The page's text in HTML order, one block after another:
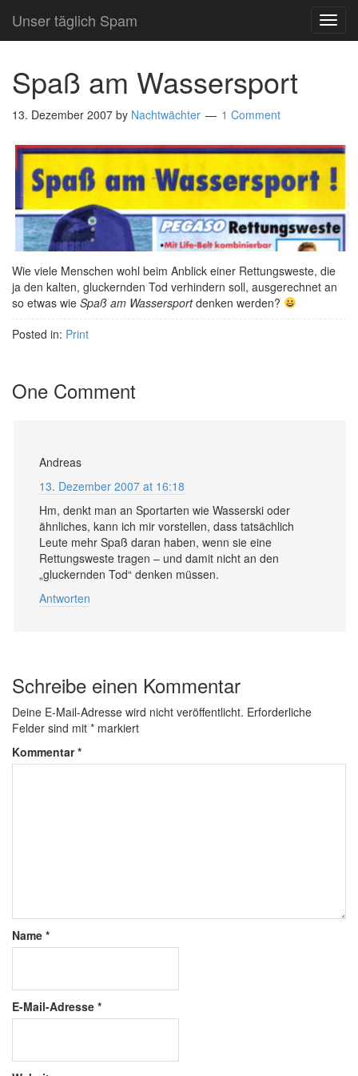
Unser täglich Spam
Spaß am Wassersport
13. Dezember 2007 by Nachtwächter 1 Comment
Wie viele Menschen wohl beim Anblick einer Rettungsweste, die
ja den kalten, gluckernden Tod verhindern soll, ausgerechnet an
so etwas wie Spaß am Wassersportdenken werden?
Posted in: Print
One Comment
Andreas
13. Dezember 2007 at 16:18
Hm, denkt man an Sportarten wie Wasserski oder
ähnliches, kann ich mir vorstellen, dass tatsächlich
Leute mehr Spaß daran haben, wenn sie eine
Rettungsweste tragen – und damit nicht an den
„gluckernden Tod“ denken müssen.
Antworten
Schreibe einen Kommentar
Deine E-Mail-Adresse wird nicht veröffentlicht. Erforderliche
Felder sind mit * markiert
Kommentar*
Name *
E-Mail-Adresse *